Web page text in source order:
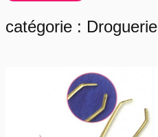
catégorie : Droguerie